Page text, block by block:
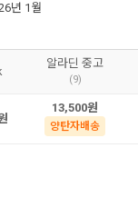
년 1월
알라딘 중고
(9)
13,500원
양탄자배송